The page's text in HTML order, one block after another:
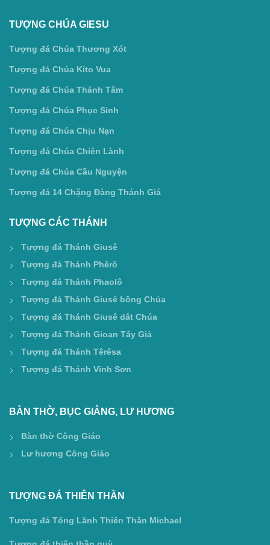
TƯỢNG CHÚA GIESU
Tượng đá Chúa Thương Xót
Tượng đá Chúa Kito Vua
Tượng đá Chúa Thánh Tâm
Tượng đá Chúa Phục Sinh
Tượng đá Chúa Chịu Nạn
Tượng đá Chúa Chiên Lành
Tượng đá Chúa Cầu Nguyện
Tượng đá 14 Chặng Đàng Thánh Giá
TƯỢNG CÁC THÁNH
Tượng đá Thánh Giusê
Tượng đá Thánh Phêrô
Tượng đá Thánh Phaolô
Tượng đá Thánh Giusê bồng Chúa
Tượng đá Thánh Giusê dắt Chúa
Tượng đá Thánh Gioan Tẩy Giả
Tượng đá Thánh Têrêsa
Tượng đá Thánh Vinh Sơn
BÀN THỜ, BỤC GIẢNG, LƯ HƯƠNG
Bàn thờ Công Giáo
Lư hương Công Giáo
TƯỢNG ĐÁ THIÊN THẦN
Tượng đá Tổng Lãnh Thiên Thần Michael